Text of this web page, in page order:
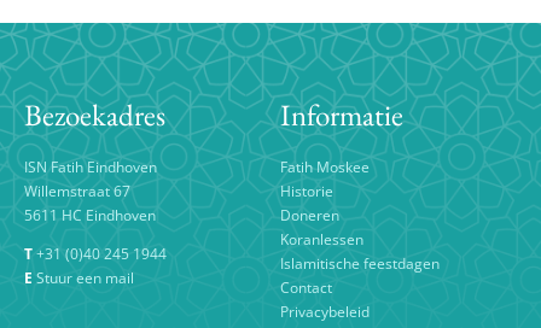
EDUCATIE
CONTACT
Bezoekadres
ISN Fatih Eindhoven
Willemstraat 67
5611 HC Eindhoven
T+31 (0)40 245 1944
E Stuur een mail
Informatie
Fatih Moskee
Historie
Doneren
Koranlessen
Islamitische feestdagen
Contact
Privacybeleid